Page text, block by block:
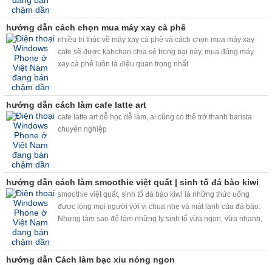
hướng dẫn cách chọn mua máy xay cà phê
nhiều tri thúc về máy xay cà phê và cách chọn mua máy xay
cafe sẽ được kahchan chia sẻ trong bại này, mua đúng máy
xay cà phê luôn là điệu quan trọng nhất
hướng dẫn cách làm cafe latte art
cafe latte art dễ học dễ làm, ai cũng có thể trở thanh barista
chuyên nghiệp
hướng dẫn cách làm smoothie việt quất | sinh tố đá bào kiwi
smoothie việt quất, sinh tố đá bào kiwi là những thức uống
được lòng mọi người với vị chua nhẹ và mát lạnh của đá bào.
Nhưng làm sao để làm những ly sinh tố vừa ngon, vừa nhanh,
hướng dẫn Cách làm bạc xỉu nóng ngon